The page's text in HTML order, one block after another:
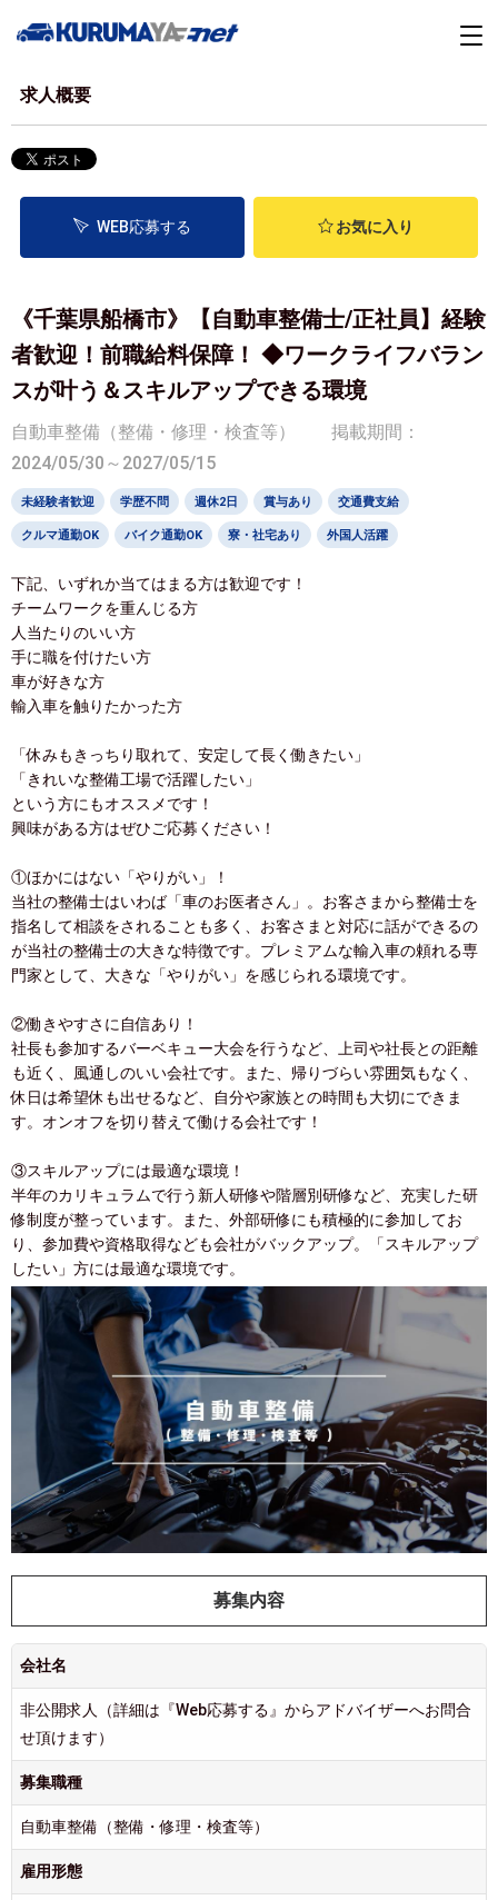
求人概要
WEB応募する お気に入り
《千葉県船橋市》【自動車整備士/正社員】経験
者歓迎！前職給料保障！ ◆ワークライフバラン
スが叶う＆スキルアップできる環境
自動車整備（整備・修理・検査等）
掲載期間：
2024/05/30～2027/05/15
未経験者歓迎 学歴不問 週休2日 賞与あり 交通費支給
クルマ通勤OK バイク通勤OK 寮・社宅あり 外国人活躍
下記、いずれか当てはまる方は歓迎です！
チームワークを重んじる方
人当たりのいい方
手に職を付けたい方
車が好きな方
輸入車を触りたかった方
「休みもきっちり取れて、安定して長く働きたい」
「きれいな整備工場で活躍したい」
という方にもオススメです！
興味がある方はぜひご応募ください！
①ほかにはない「やりがい」！
当社の整備士はいわば「車のお医者さん」。お客さまから整備士を
指名して相談をされることも多く、お客さまと対応に話ができるの
が当社の整備士の大きな特徴です。プレミアムな輸入車の頼れる専
門家として、大きな「やりがい」を感じられる環境です。
②働きやすさに自信あり！
社長も参加するバーベキュー大会を行うなど、上司や社長との距離
も近く、風通しのいい会社です。また、帰りづらい雰囲気もなく、
休日は希望休も出せるなど、自分や家族との時間も大切にできま
す。オンオフを切り替えて働ける会社です！
③スキルアップには最適な環境！
半年のカリキュラムで行う新人研修や階層別研修など、充実した研
修制度が整っています。また、外部研修にも積極的に参加してお
り、参加費や資格取得なども会社がバックアップ。「スキルアップ
したい」方には最適な環境です。
募集内容
会社名
非公開求人（詳細は『Web応募する』からアドバイザーへお問合
せ頂けます）
募集職種
自動車整備（整備・修理・検査等）
雇用形態